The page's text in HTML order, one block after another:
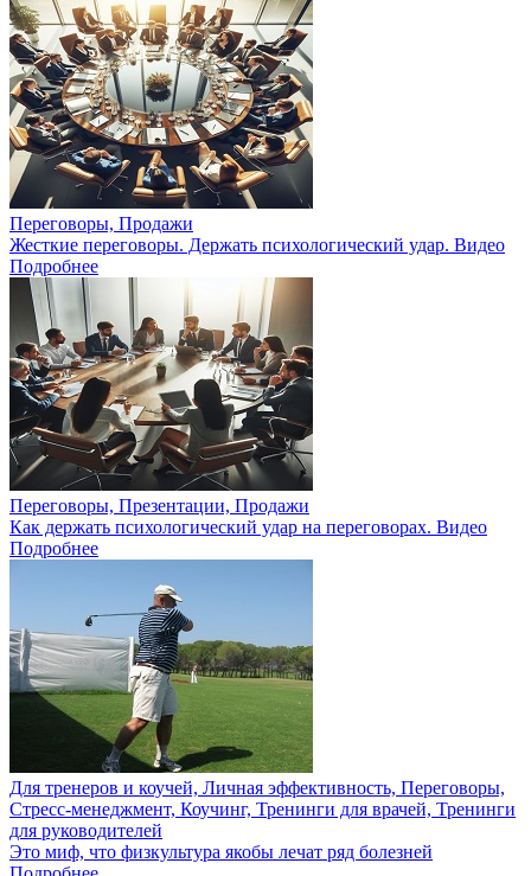
Переговоры, Продажи
Жесткие переговоры. Держать психологический удар. Видео
Подробнее
Переговоры, Презентации, Продажи
Как держать психологический удар на переговорах. Видео
Подробнее
Для тренеров и коучей, Личная эффективность, Переговоры,
Стресс-менеджмент, Коучинг, Тренинги для врачей, Тренинги
для руководителей
Это миф, что физкультура якобы лечат ряд болезней